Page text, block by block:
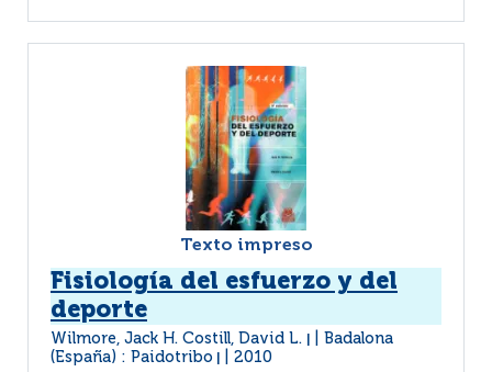
Texto impreso
Fisiología del esfuerzo y del
deporte
Wilmore, Jack H. Costill, David L.
Badalona
(España) : Paidotribo
2010